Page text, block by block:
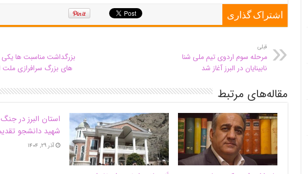
اشتراک گذاری
قبلی
مرحله سوم اردوی تیم ملی شنا
نابینایان در البرز آغاز شد
بزرگداشت مناسبت ها یکی
های بزرگ سرافرازی ملت
مقاله‌های مرتبط
شهید دانشجو
آذر ۲۹, ۱۴۰۴